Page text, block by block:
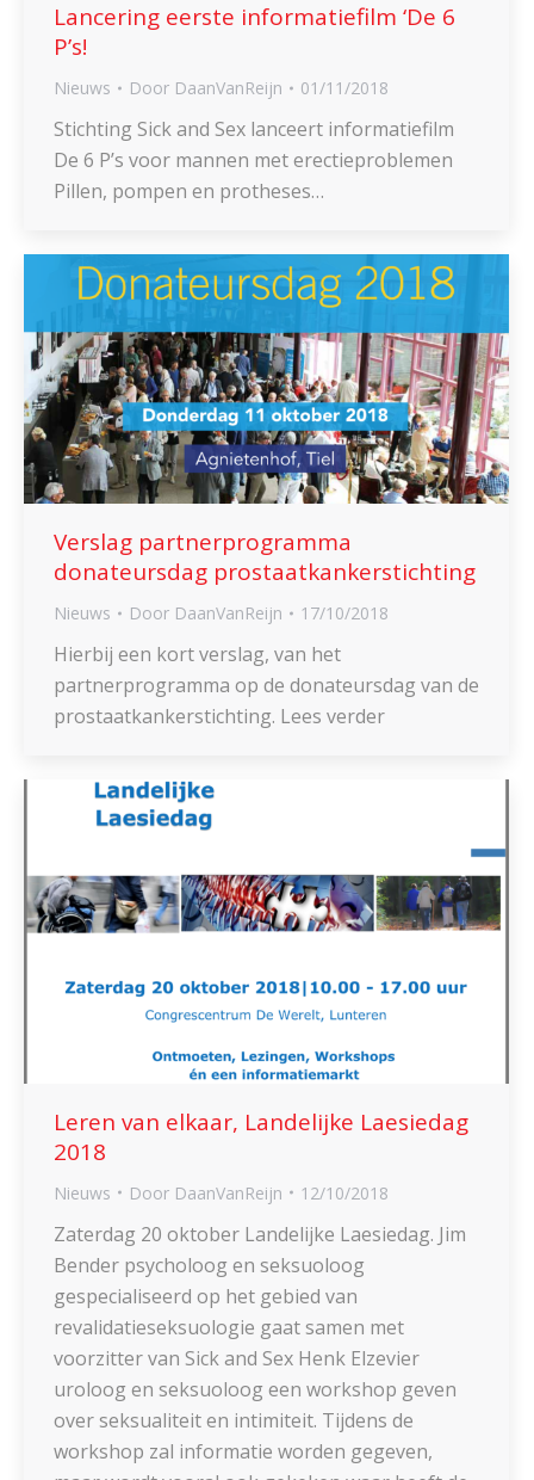
Lancering eerste informatiefilm ‘De 6
P’s!
Nieuws Door DaanVanReijn 01/11/2018
Stichting Sick and Sex lanceert informatiefilm
De 6 P’s voor mannen met erectieproblemen
Pillen, pompen en protheses…
Verslag partnerprogramma
donateursdag prostaatkankerstichting
Nieuws Door DaanVanReijn 17/10/2018
Hierbij een kort verslag, van het
partnerprogramma op de donateursdag van de
prostaatkankerstichting. Lees verder
Leren van elkaar, Landelijke Laesiedag
2018
Nieuws Door DaanVanReijn 12/10/2018
Zaterdag 20 oktober Landelijke Laesiedag. Jim
Bender psycholoog en seksuoloog
gespecialiseerd op het gebied van
revalidatieseksuologie gaat samen met
voorzitter van Sick and Sex Henk Elzevier
uroloog en seksuoloog een workshop geven
over seksualiteit en intimiteit. Tijdens de
workshop zal informatie worden gegeven,